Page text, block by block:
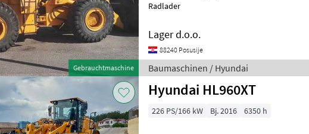
Gebrauchtmaschine
Radlader
Lager d.o.o.
88240 Posusije
Baumaschinen / Hyundai
Hyundai HL960XT
226 PS/166 kW Bj. 2016 6350 h